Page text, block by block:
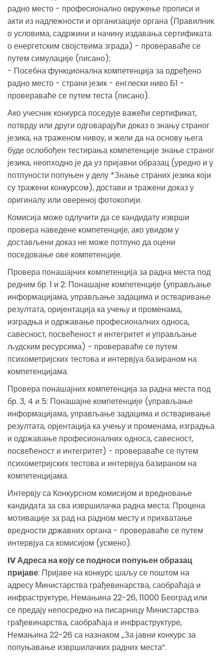
радно место - професионално окружење прописи и
акти из надлежности и организације органа (Правилник
о условима, садржини и начину издавања сертификата
о енергетским својствима зграда) - провераваће се
путем симулације (писано);
- Посебна функционална компетенција за одређено
радно место - страни језик - енглески ниво Б1 -
провераваће се путем теста (писано).
Ако учесник конкурса поседује важећи сертификат,
потврду или други одговарајући доказ о знању страног
језика, на траженом нивоу, и жели да на основу њега
буде ослобођен тестирања компетенције знање страног
језика, неопходно је да уз пријавни образац (уредно и у
потпуности попуњен у делу *Знање страних језика који
су тражени конкурсом), достави и тражени доказ у
оригиналу или овереној фотокопији.
Комисија може одлучити да се кандидату изврши
провера наведене компетенције, ако увидом у
достављени доказ не може потпуно да оцени
поседовање ове компетенције.
Провера понашајних компетенција за радна места под
редним бр. 1 и 2: Понашајне компетенције (управљање
информацијама, управљање задацима и остваривање
резултата, оријентација ка учењу и променама,
изградња и одржавање професионалних односа,
савесност, посвећеност и интегритет и управљање
људским ресурсима) - провераваће се путем
психометријских тестова и интервјуа базираном на
компетенцијама.
Провера понашајних компетенција за радна места под
бр. 3, 4 и 5: Понашајне компетенције (управљање
информацијама, управљање задацима и остваривање
резултата, орјентација ка учењу и променама, изградња
и одржавање професионалних односа, савесност,
посвећеност и интегритет) - провераваће се путем
психометријских тестова и интервјуа базираном на
компетенцијама.
Интервју са Конкурсном комисијом и вредновање
кандидата за сва извршилачка радна места: Процена
мотивације за рад на радном месту и прихватање
вредности државних органа - провераваће се путем
интервјуа са комисијом (усмено).
IV Адреса на коју се подноси попуњен образац
пријаве: Пријаве на конкурс шаљу се поштом на
адресу Министарства грађевинарства, саобраћаја и
инфраструктуре, Немањина 22-26, 11000 Београд или
се предају непосредно на писарницу Министарства
грађевинарства, саобраћаја и инфраструктуре,
Немањина 22-26 са назнаком „За јавни конкурс за
попуњавање извршилачких радних места”.